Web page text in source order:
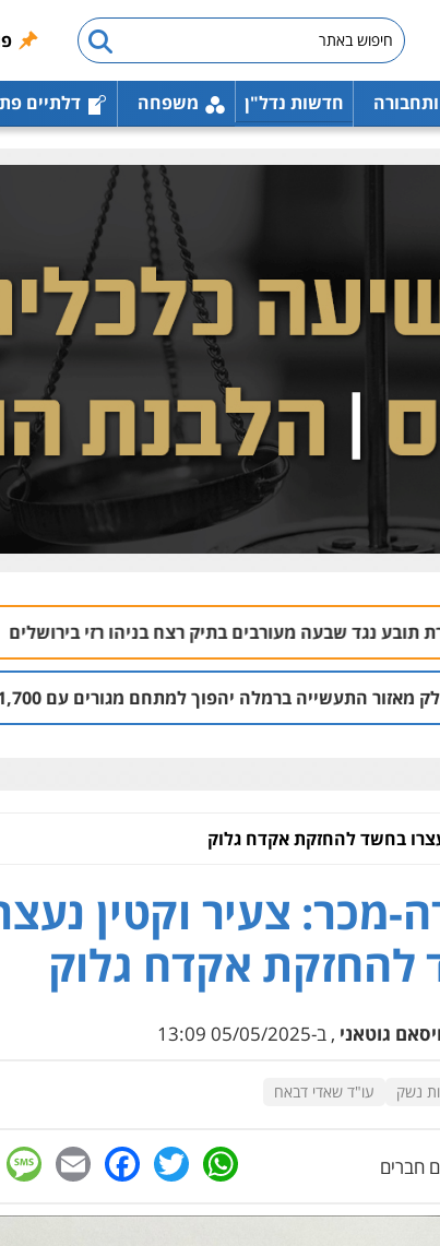
חדשות נדל"ן משפחה דלתיים
בתיק רצח בניהו רזי בירושלים 04.08 | 13:37
יהפוך למתחם מגורים עם 1,700 יחידות דיור
בחשד להחזקת אקדח גלוק
מכר: צעיר וקטין
להחזקת אקדח גלוק
גוטאני , ב-05/05/2025 13:09
נשק עו"ד שאדי דבאח
חברים WhatsApp
Twitter